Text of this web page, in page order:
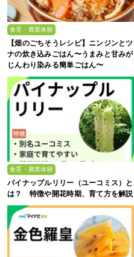
食育・農業体験
【畑のごちそうレシピ】ニンジンとツ
ナの炊き込みごはん〜うまみと甘みが
じんわり染みる簡単ごはん〜
食育・農業体験
パイナップルリリー（ユーコミス）と
は？ 特徴や開花時期、育て方を解説